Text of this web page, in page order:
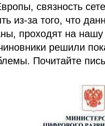
связность
из-за того, что
проходят на
решили
Почитайте